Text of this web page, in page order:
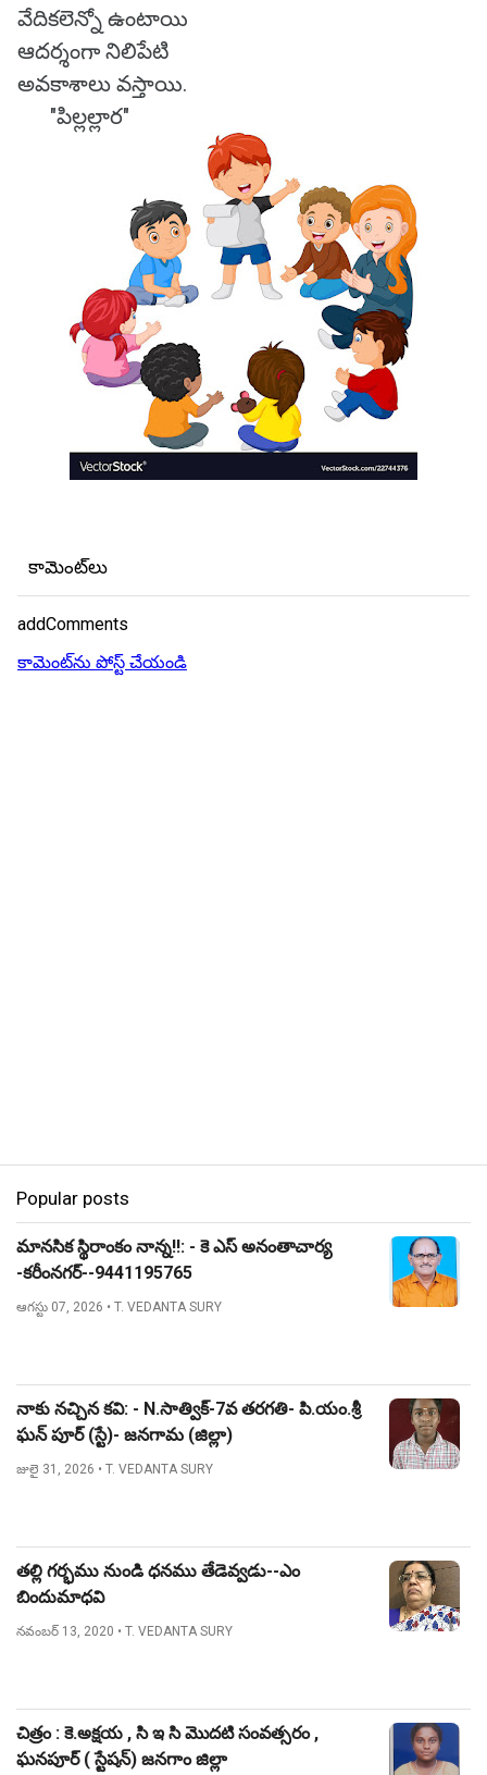
వేదికలెన్నో ఉంటాయి
ఆదర్శంగా నిలిపేటి
అవకాశాలు వస్తాయి.
"పిల్లల్లార"
కామెంట్‌లు
addComments
కామెంట్‌ను పోస్ట్ చేయండి
Popular posts
మానసిక స్థిరాంకం నాన్న!!: - కె ఎస్ అనంతాచార్య
-కరీంనగర్--9441195765
ఆగస్టు 07, 2026 • T. VEDANTA SURY
నాకు నచ్చిన కవి: - N.సాత్విక్-7వ తరగతి- పి.యం.శ్రీ
ఘన్ పూర్ (స్టే)- జనగామ (జిల్లా)
జులై 31, 2026 • T. VEDANTA SURY
తల్లి గర్భము నుండి ధనము తేడెవ్వడు--ఎం
బిందుమాధవి
నవంబర్ 13, 2020 • T. VEDANTA SURY
చిత్రం : కె.అక్షయ , సి ఇ సి మొదటి సంవత్సరం ,
ఘనపూర్ ( స్టేషన్) జనగాం జిల్లా